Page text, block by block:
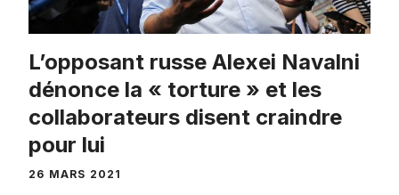
L’opposant russe Alexei Navalni
dénonce la « torture » et les
collaborateurs disent craindre
pour lui
26 MARS 2021